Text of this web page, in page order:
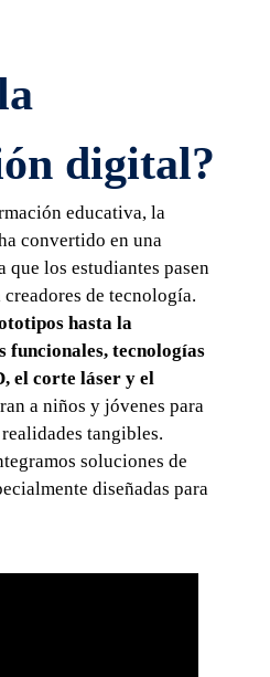
digital?
educativa, la
convertido en una
que los estudiantes pasen
de tecnología.
hasta la
funcionales, tecnologías
el corte láser y el
a niños y jóvenes para
tangibles.
soluciones de
diseñadas para